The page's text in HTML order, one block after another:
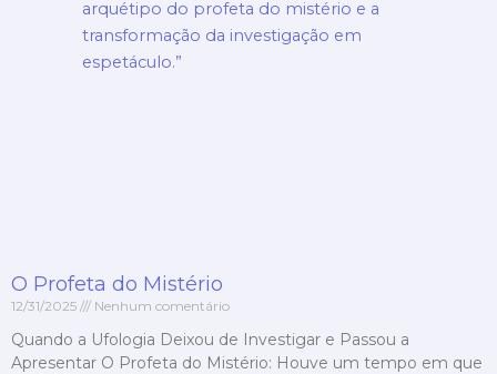
O Profeta do Mistério
12/31/2025 Nenhum comentário
Quando a Ufologia Deixou de Investigar e Passou a
Apresentar O Profeta do Mistério: Houve um tempo em que